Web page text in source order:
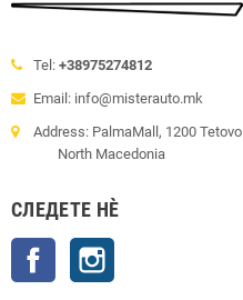
Tel: +38975274812
Email: info@misterauto.mk
Address: PalmaMall, 1200 Tetovo
North Macedonia
СЛЕДЕТЕ НÈ
Facebook